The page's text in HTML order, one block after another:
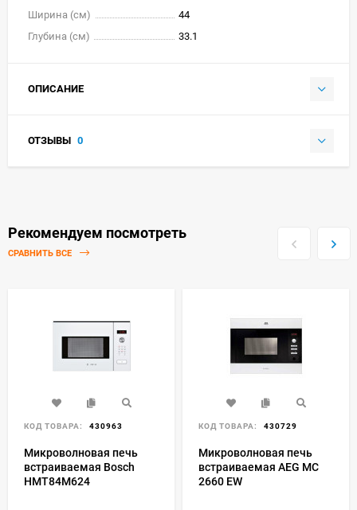
Ширина (см)
44
Глубина (см)
33.1
ОПИСАНИЕ
ОТЗЫВЫ 0
Рекомендуем посмотреть
СРАВНИТЬ ВСЕ
КОД ТОВАРА: 430963
Микроволновая печь
встраиваемая Bosch
HMT84M624
КОД ТОВАРА: 430729
Микроволновая печь
встраиваемая AEG MC
2660 EW